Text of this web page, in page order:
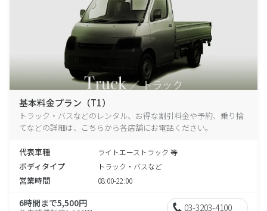
基本料金プラン（T1）
トラック・バスなどのレンタル、お得な割引料金や予約、乗り捨
てなどの詳細は、こちらから各店舗にお電話ください。
代表車種 ライトエーストラック 等
ボディタイプ トラック・バスなど
営業時間 08:00-22:00
6時間まで5,500円 03-3203-4100